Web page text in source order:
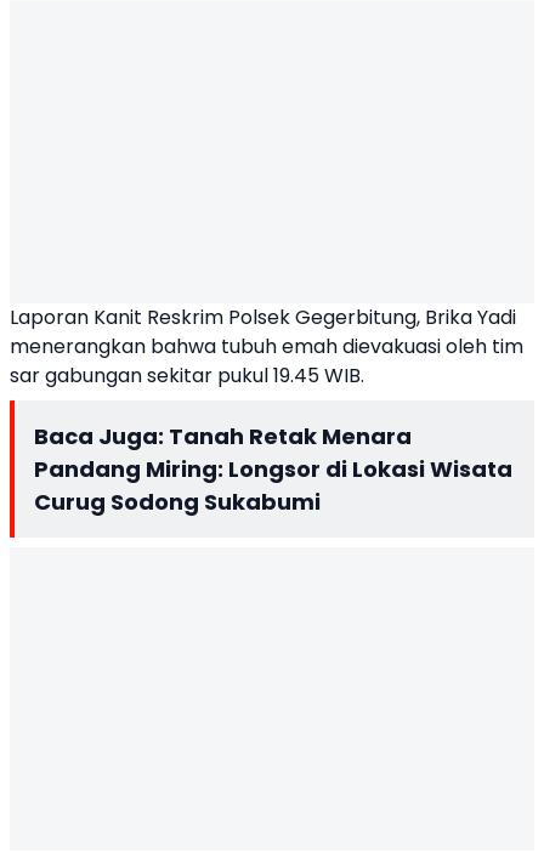
Laporan Kanit Reskrim Polsek Gegerbitung, Brika Yadi
menerangkan bahwa tubuh emah dievakuasi oleh tim
sar gabungan sekitar pukul 19.45 WIB.
Baca Juga: Tanah Retak Menara
Pandang Miring: Longsor di Lokasi Wisata
Curug Sodong Sukabumi